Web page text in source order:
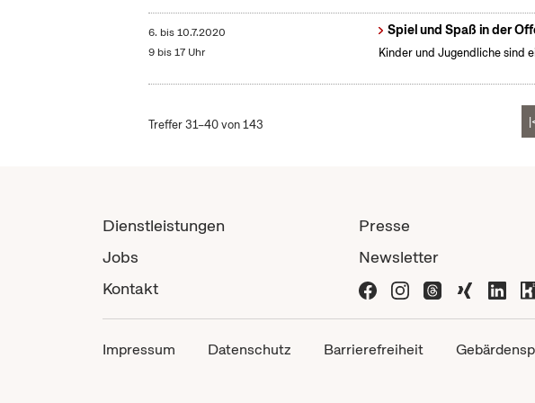
6. bis10.7.2020
9 bis 17 Uhr
Spiel und Spaß in der
Kinder und Jugendliche sind
Treffer 31–40 von 143
Dienstleistungen
Jobs
Kontakt
Presse
Newsletter
Impressum Datenschutz Barrierefreiheit